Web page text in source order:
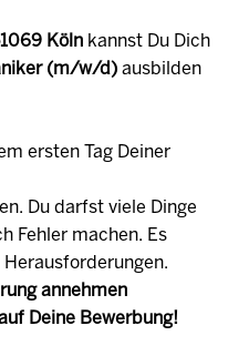
Köln kannst Du Dich
(m/w/d) ausbilden
ersten Tag Deiner
Du darfst viele Dinge
Fehler machen. Es
annehmen
Deine Bewerbung!